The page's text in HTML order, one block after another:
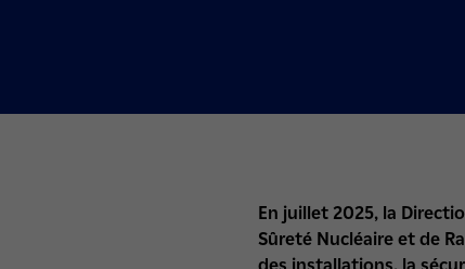
En juillet 2025, la
Sûreté Nucléaire et de